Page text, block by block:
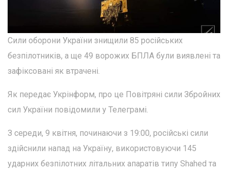
Сили оборони України знищили 85 російських
безпілотників, а ще 49 ворожих БПЛА були виявлені та
зафіксовані як втрачені.
Як передає Укрінформ, про це Повітряні сили Збройних
сил України повідомили у Телеграмі.
З середи, 9 квітня, починаючи з 19:00, російські сили
здійснили напад на Україну, використовуючи 145
ударних безпілотних літальних апаратів типу Shahed та